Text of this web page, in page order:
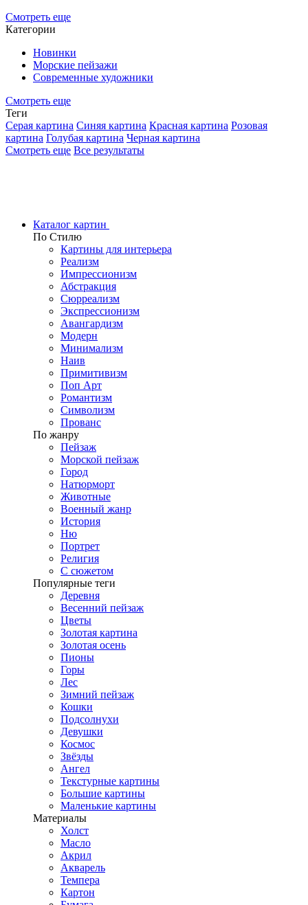
Смотреть еще
Категории
Новинки
Морские пейзажи
Современные художники
Смотреть еще
Теги
Серая картина Синяя картина Красная картина Розовая
картина Голубая картина Черная картина
Смотреть еще Все результаты
Каталог картин
По Стилю
Картины для интерьера
Реализм
Импрессионизм
Абстракция
Сюрреализм
Экспрессионизм
Авангардизм
Модерн
Минимализм
Наив
Примитивизм
Поп Арт
Романтизм
Символизм
Прованс
По жанру
Пейзаж
Морской пейзаж
Город
Натюрморт
Животные
Военный жанр
История
Ню
Портрет
Религия
С сюжетом
Популярные теги
Деревня
Весенний пейзаж
Цветы
Золотая картина
Золотая осень
Пионы
Горы
Лес
Зимний пейзаж
Кошки
Подсолнухи
Девушки
Космос
Звёзды
Ангел
Текстурные картины
Большие картины
Маленькие картины
Материалы
Холст
Масло
Акрил
Акварель
Темпера
Картон